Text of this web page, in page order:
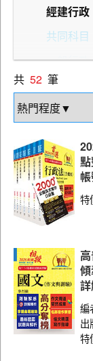
經建行政
共同科目
一般行政
一般民政
人事行政
戶政
統計
電信工程
資訊處理
地政
保育人員
會計
共 52 筆
帳
特
詳
編
出
特